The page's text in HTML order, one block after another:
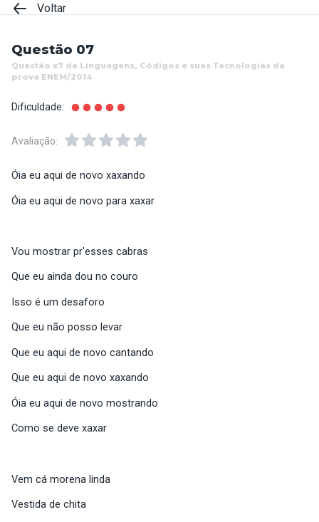
Voltar
Questão 07
Questão x7 de Linguagens, Códigos e suas Tecnologias da
prova ENEM/2014
Dificuldade:
Avaliação:
Óia eu aqui de novo xaxando
Óia eu aqui de novo para xaxar
Vou mostrar pr'esses cabras
Que eu ainda dou no couro
Isso é um desaforo
Que eu não posso levar
Que eu aqui de novo cantando
Que eu aqui de novo xaxando
Óia eu aqui de novo mostrando
Como se deve xaxar
Vem cá morena linda
Vestida de chita